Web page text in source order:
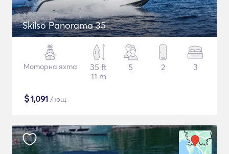
Skilso Panorama 35
Моторна яхта
35 ft
11 m
5 2 3
$1,091 /нощ